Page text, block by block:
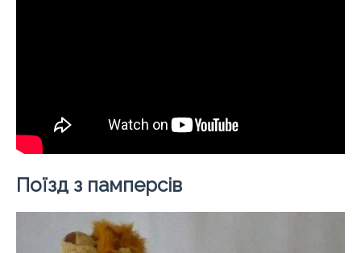
Поїзд з памперсів